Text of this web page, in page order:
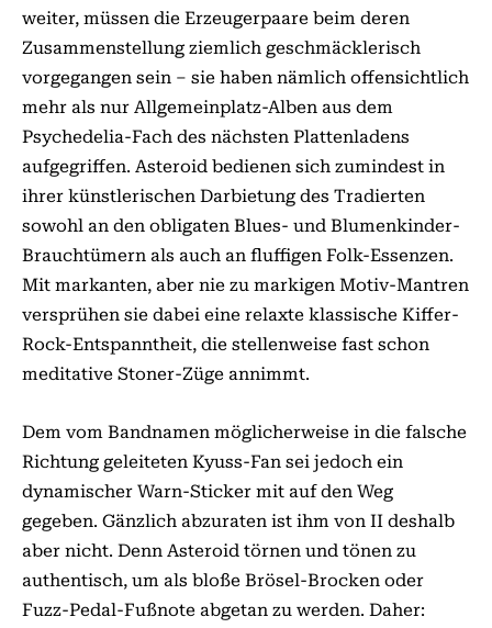
weiter, müssen die Erzeugerpaare beim deren
Zusammenstellung ziemlich geschmäcklerisch
vorgegangen sein – sie haben nämlich offensichtlich
mehr als nur Allgemeinplatz-Alben aus dem
Psychedelia-Fach des nächsten Plattenladens
aufgegriffen. Asteroid bedien­en sich zumindest in
ihrer künstlerischen Darbietung des Tradierten
sowohl an den obligaten Blues- und Blumenkinder-
Brauchtümern als auch an fluffigen Folk-Essenzen.
Mit markanten, aber nie zu markigen Motiv-Mantren
versprühen sie dabei eine relaxte klassische Kiffer-
Rock-Entspanntheit, die stellenweise fast schon
meditative Stoner-Züge annimmt.
Dem vom Bandnamen möglicherweise in die falsche
Richtung geleiteten Kyuss-Fan sei jedoch ein
dynamischer Warn-Sticker mit auf den Weg
gegeben. Gänzlich abzuraten ist ihm von II deshalb
aber nicht. Denn Asteroid törnen und tönen zu
authentisch, um als bloße Brösel-Brocken oder
Fuzz-Pedal-Fußnote abgetan zu werden. Daher: